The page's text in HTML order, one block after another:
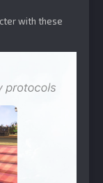
with these